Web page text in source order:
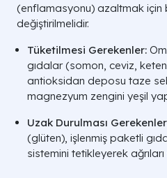
(enflamasyonu) azaltmak için
değiştirilmelidir.
Tüketilmesi Gerekenler:
gıdalar (somon, ceviz,
antioksidan deposu taze
magnezyum zengini yeşil
Uzak Durulması
(glüten), işlenmiş paketli
sistemini tetikleyerek